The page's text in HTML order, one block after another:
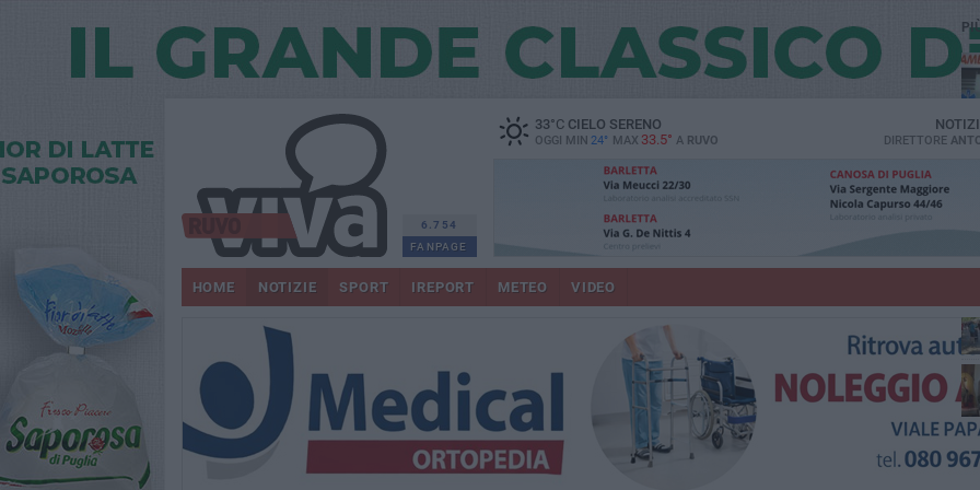
6.754
FANPAGE
33°CCIELO SERENO
OGGI MIN 24° MAX 33.5° A RUVO DIRETTORE
HOME NOTIZIE SPORT IREPORT METEO VIDEO